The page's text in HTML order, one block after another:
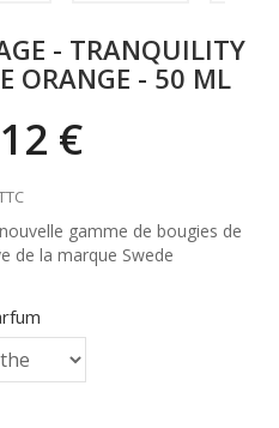
- TRANQUILITY
ORANGE - 50 ML
€
gamme de bougies de
de la marque Swede